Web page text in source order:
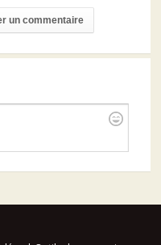
un commentaire